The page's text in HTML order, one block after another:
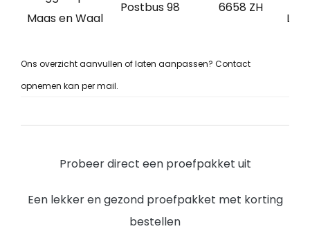
Maas en Waal
Postbus 98 6658 ZH
Ons overzicht aanvullen of laten aanpassen? Contact
opnemen kan per mail.
Probeer direct een proefpakket uit
Een lekker en gezond proefpakket met korting
bestellen